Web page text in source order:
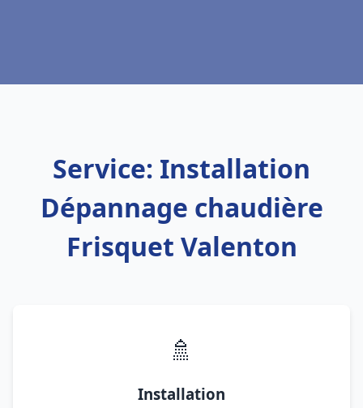
Service: Installation
Dépannage chaudière
Frisquet Valenton
🚿
Installation